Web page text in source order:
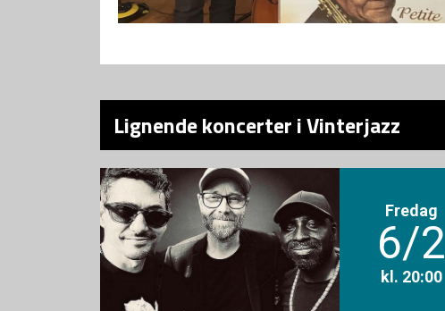
Lignende koncerter i Vinterjazz
Fredag
6/2
kl. 20:00